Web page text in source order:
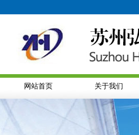
网站首页 关于我们